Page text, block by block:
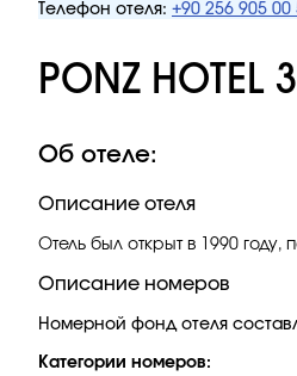
Телефон отеля: +90 256 905 00
PONZ HOTEL
Об отеле:
Описание отеля
Отель был открыт в 1990
Описание номеров
Номерной фонд отеля
Категории номеров: